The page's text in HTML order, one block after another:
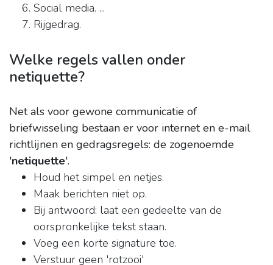
Social media. ...
Rijgedrag.
Welke regels vallen onder
netiquette?
Net als voor gewone communicatie of
briefwisseling bestaan er voor internet en e-mail
richtlijnen en gedragsregels: de zogenoemde
'netiquette'.
Houd het simpel en netjes.
Maak berichten niet op.
Bij antwoord: laat een gedeelte van de
oorspronkelijke tekst staan.
Voeg een korte signature toe.
Verstuur geen 'rotzooi'